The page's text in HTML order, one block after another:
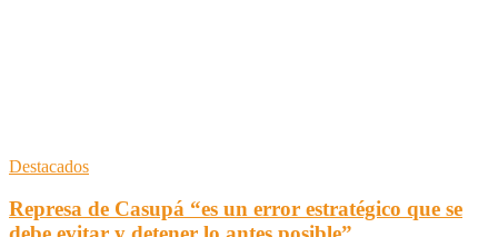
Destacados
Represa de Casupá “es un error estratégico que se